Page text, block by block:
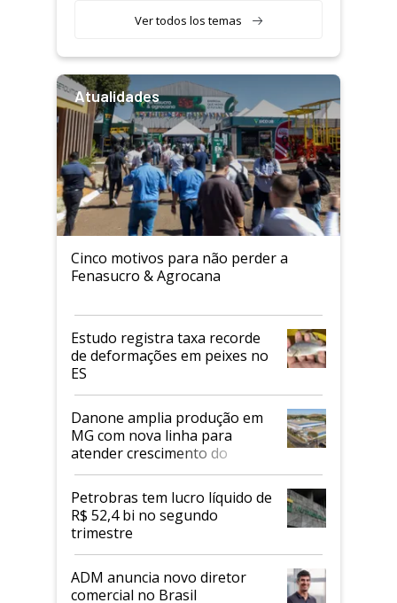
Ver todos los temas
Atualidades
Cinco motivos para não perder a
Fenasucro & Agrocana
Estudo registra taxa recorde
de deformações em peixes no
ES
Danone amplia produção em
MG com nova linha para
atender crescimento do
mercado de alimentos
proteicos
Petrobras tem lucro líquido de
R$ 52,4 bi no segundo
trimestre
ADM anuncia novo diretor
comercial no Brasil